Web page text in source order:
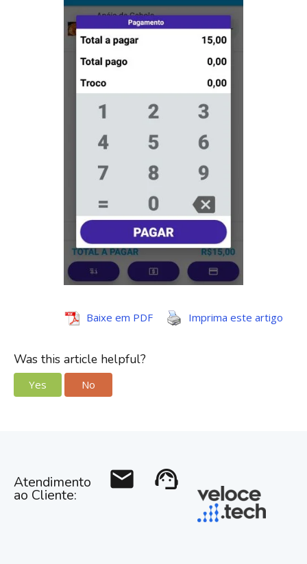
Baixe em PDF Imprima este artigo
Was this article helpful?
Yes No
Atendimento
ao Cliente:
mail support_agent